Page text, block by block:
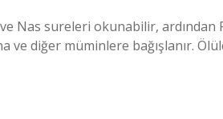
Nas sureleri okunabilir, ardından
diğer müminlere bağışlanır.